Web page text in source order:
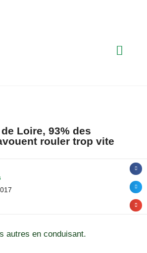
Loire, 93% des
rouler trop vite
autres en conduisant.